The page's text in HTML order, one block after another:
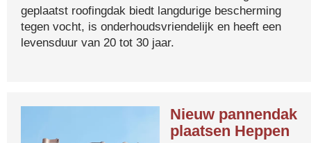
geplaatst roofingdak biedt langdurige bescherming
tegen vocht, is onderhoudsvriendelijk en heeft een
levensduur van 20 tot 30 jaar.
Nieuw pannendak
plaatsen Heppen